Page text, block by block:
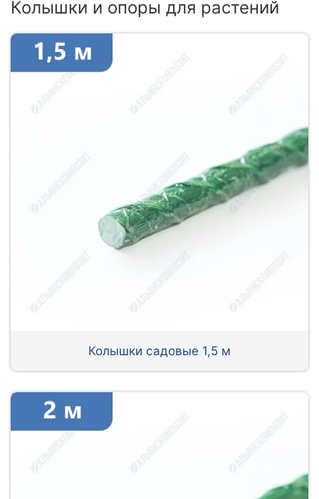
Колышки и опоры для растений
Колышки садовые 1,5 м